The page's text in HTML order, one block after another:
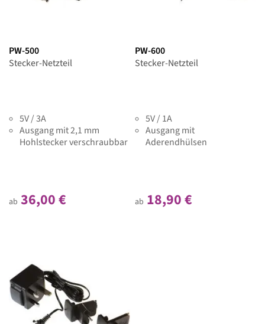
PW-500
Stecker-Netzteil
5V / 3A
Ausgang mit 2,1 mm
Hohlstecker verschraubbar
ab 36,00 €
PW-600
Stecker-Netzteil
5V / 1A
Ausgang mit
Aderendhülsen
ab 18,90 €